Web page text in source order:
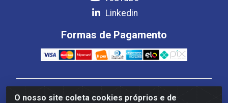
O nosso site coleta cookies próprios e de
Linkedin
Formas de Pagamento
Estrela Distribuição LTDA - CNPJ 08.691.096/0001-93 -